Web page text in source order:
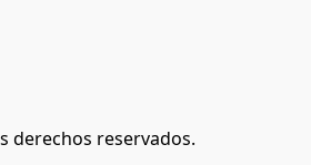
derechos reservados.